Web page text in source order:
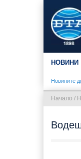
НОВИНИ
Новините
Начало /